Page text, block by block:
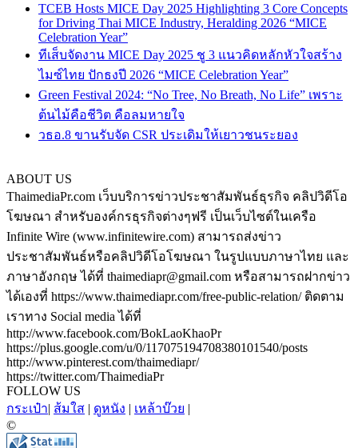
TCEB Hosts MICE Day 2025 Highlighting 3 Core Concepts
for Driving Thai MICE Industry, Heralding 2026 “MICE
Celebration Year”
ทีเส็บจัดงาน MICE Day 2025 ชู 3 แนวคิดหลักหัวใจสร้าง
ไมซ์ไทย ปักธงปี 2026 “MICE Celebration Year”
Green Festival 2024: “No Tree, No Breath, No Life” เพราะ
ต้นไม้คือชีวิต คือลมหายใจ
วธอ.8 ขานรับจัด CSR ประเดิมให้เยาวชนระยอง
ABOUT US
ThaimediaPr.com เว็บบริการข่าวประชาสัมพันธ์ธุรกิจ คลิปวิดีโอ
โฆษณา สำหรับองค์กรธุรกิจต่างๆฟรี เป็นเว็บไซต์ในเครือ
Infinite Wire (www.infinitewire.com) สามารถส่งข่าว
ประชาสัมพันธ์หรือคลิปวิดีโอโฆษณา ในรูปแบบภาษาไทย และ
ภาษาอังกฤษ ได้ที่ thaimediapr@gmail.com หรือสามารถฝากข่าว
ได้เองที่ https://www.thaimediapr.com/free-public-relation/ ติดตาม
เราทาง Social media ได้ที่
http://www.facebook.com/BokLaoKhaoPr
https://plus.google.com/u/0/117075194708380101540/posts
http://www.pinterest.com/thaimediapr/
https://twitter.com/ThaimediaPr
FOLLOW US
กระเป๋า| ส้มใส | ดูหนัง | เหล้าบ๊วย |
©